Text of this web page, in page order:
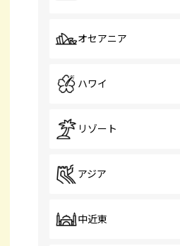
オセアニア
ハワイ
リゾート
アジア
中近東